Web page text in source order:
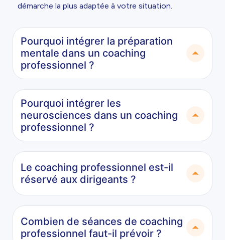
démarche la plus adaptée à votre situation.
Pourquoi intégrer la préparation
mentale dans un coaching
professionnel ?
Pourquoi intégrer les
neurosciences dans un coaching
professionnel ?
Le coaching professionnel est-il
réservé aux dirigeants ?
Combien de séances de coaching
professionnel faut-il prévoir ?